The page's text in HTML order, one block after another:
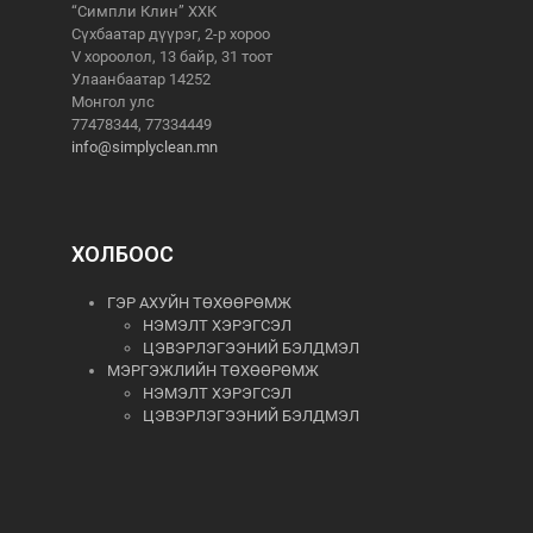
“Симпли Клин” ХХК
Сүхбаатар дүүрэг, 2-р хороо
V хороолол, 13 байр, 31 тоот
Улаанбаатар 14252
Монгол улс
77478344, 77334449
info@simplyclean.mn
ХОЛБООС
ГЭР АХУЙН ТӨХӨӨРӨМЖ
НЭМЭЛТ ХЭРЭГСЭЛ
ЦЭВЭРЛЭГЭЭНИЙ БЭЛДМЭЛ
МЭРГЭЖЛИЙН ТӨХӨӨРӨМЖ
НЭМЭЛТ ХЭРЭГСЭЛ
ЦЭВЭРЛЭГЭЭНИЙ БЭЛДМЭЛ